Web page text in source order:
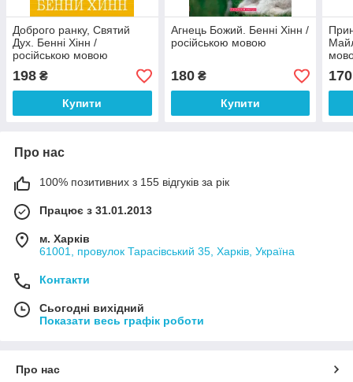
Доброго ранку, Святий
Дух. Бенні Хінн /
російською мовою
198 ₴
Купити
Агнець Божий. Бенні Хінн /
російською мовою
180₴
Купити
170
Про нас
100% позитивних з 155 відгуків за рік
Працює з 31.01.2013
м. Харків
61001, провулок Тарасівський 35, Харків, Україна
Контакти
Сьогодні вихідний
Показати весь графік роботи
Про нас